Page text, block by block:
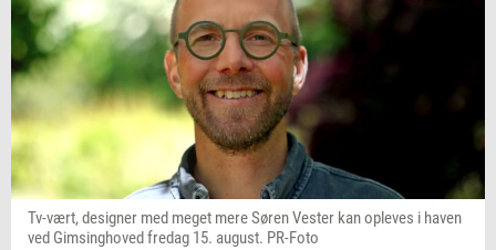
Tv-vært, designer med meget mere Søren Vester kan opleves i haven
ved Gimsinghoved fredag 15. august. PR-Foto